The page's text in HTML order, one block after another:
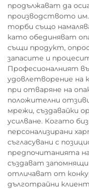
продължават да
производството
торби също
като обединяват
същи продукт,
запасите и
Професионалният
удовлетворение на
при отваряне на
положителни
мрежи, създавайки
усилване. Когато
персонализирани
съгласувани с
предпочитанията
създават
отличават от
дълготрайни